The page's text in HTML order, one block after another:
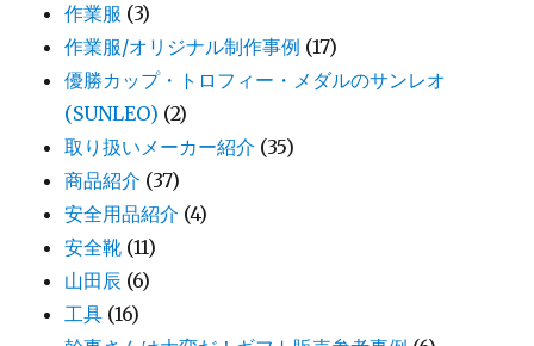
作業服 (3)
作業服/オリジナル制作事例 (17)
優勝カップ・トロフィー・メダルのサンレオ
(SUNLEO) (2)
取り扱いメーカー紹介 (35)
商品紹介 (37)
安全用品紹介 (4)
安全靴 (11)
山田辰 (6)
工具 (16)